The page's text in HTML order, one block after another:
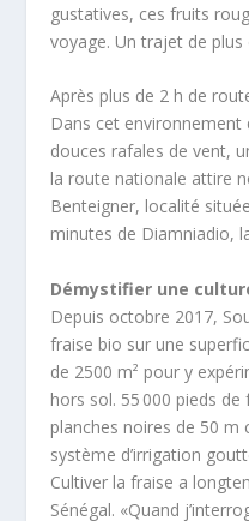
gustatives, ces fruits
voyage. Un trajet de
Après plus de 2 h de
Dans cet
douces rafales de vent,
la route nationale attire
Benteigner, localité
minutes de Diamniadio,
Démystifier une
Depuis octobre 2017,
fraise bio sur une
de 2500 m² pour y
hors sol. 55 000 pieds
planches noires de 50 m
système d’irrigation
Cultiver la fraise a
Sénégal. «Quand